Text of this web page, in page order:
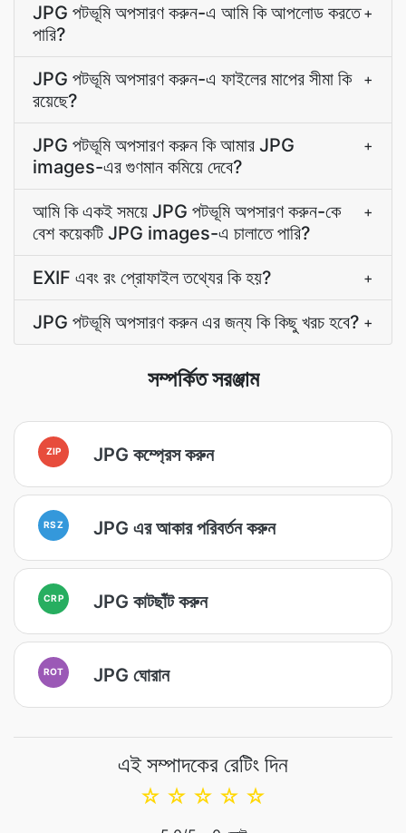
JPG পটভূমি অপসারণ করুন-এ আমি কি আপলোড করতে
পারি?
+
JPG পটভূমি অপসারণ করুন-এ ফাইলের মাপের সীমা কি
রয়েছে?
+
JPG পটভূমি অপসারণ করুন কি আমার JPG
images-এর গুণমান কমিয়ে দেবে?
+
আমি কি একই সময়ে JPG পটভূমি অপসারণ করুন-কে
বেশ কয়েকটি JPG images-এ চালাতে পারি?
+
EXIF এবং রং প্রোফাইল তথ্যের কি হয়? +
JPG পটভূমি অপসারণ করুন এর জন্য কি কিছু খরচ হবে? +
সম্পর্কিত সরঞ্জাম
ZIP JPG কম্প্রেস করুন
RSZ JPG এর আকার পরিবর্তন করুন
CRP JPG কাটছাঁট করুন
ROT JPG ঘোরান
এই সম্পাদকের রেটিং দিন
☆
☆
☆
☆
☆